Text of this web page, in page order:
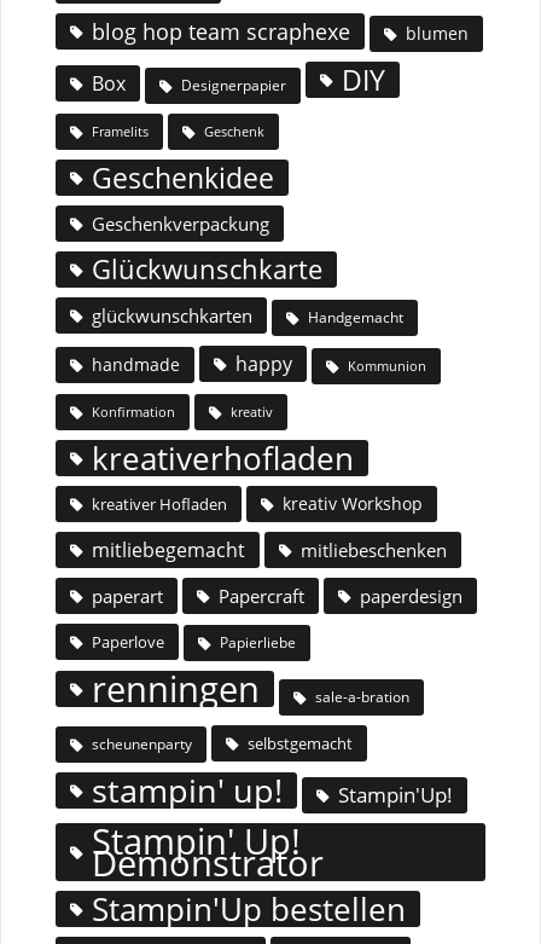
blog hop team scraphexe blumen
Box Designerpapier DIY
Framelits Geschenk
Geschenkidee
Geschenkverpackung
Glückwunschkarte
glückwunschkarten Handgemacht
handmade happy Kommunion
Konfirmation kreativ
kreativerhofladen
kreativer Hofladen kreativ Workshop
mitliebegemacht
mitliebeschenken
paperart
Papercraft paperdesign
Paperlove Papierliebe
renningen sale-a-bration
scheunenparty selbstgemacht
stampin' up! Stampin'Up!
Stampin' Up!
Demonstrator
Stampin'Up bestellen